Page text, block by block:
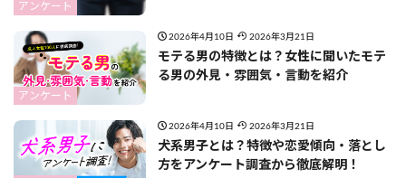
アンケート
アンケート
2026年4月10日 2026年3月21日
モテる男の特徴とは？女性に聞いたモテ
る男の外見・雰囲気・言動を紹介
2026年4月10日 2026年3月21日
犬系男子とは？特徴や恋愛傾向・落とし
方をアンケート調査から徹底解明！